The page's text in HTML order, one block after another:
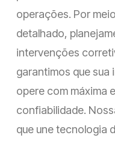
operações. Por
detalhado,
intervenções
garantimos que sua
opere com máxima
confiabilidade.
que une tecnologia